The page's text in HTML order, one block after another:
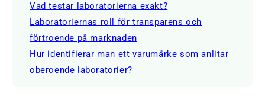
Vad testar laboratorierna exakt?
Laboratoriernas roll för transparens och
förtroende på marknaden
Hur identifierar man ett varumärke som anlitar
oberoende laboratorier?